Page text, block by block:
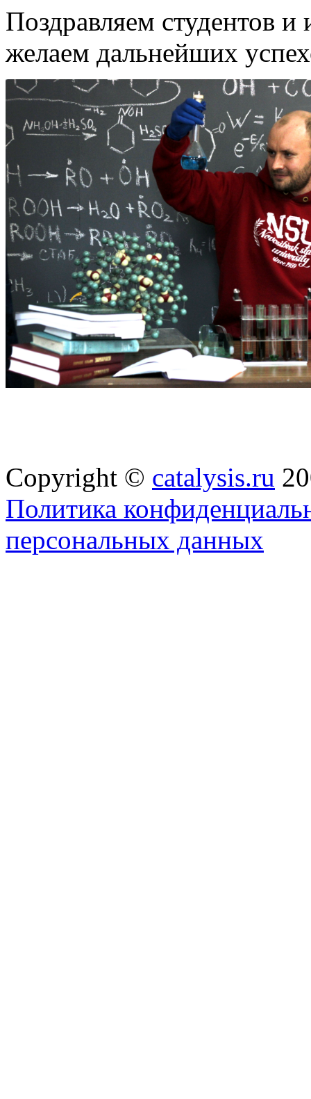
Поздравляем студентов
желаем дальнейших
Copyright © catalysis.ru
Политика
персональных данных